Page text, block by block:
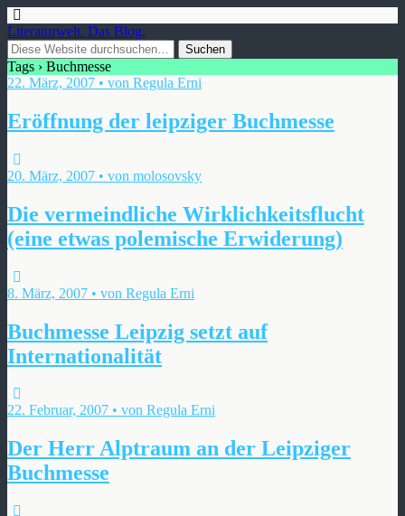
Literaturwelt. Das Blog.
Tags › Buchmesse
22. März, 2007 • von Regula Erni
Eröffnung der leipziger Buchmesse
20. März, 2007 • von molosovsky
Die vermeindliche Wirklichkeitsflucht
(eine etwas polemische Erwiderung)
8. März, 2007 • von Regula Erni
Buchmesse Leipzig setzt auf
Internationalität
22. Februar, 2007 • von Regula Erni
Der Herr Alptraum an der Leipziger
Buchmesse